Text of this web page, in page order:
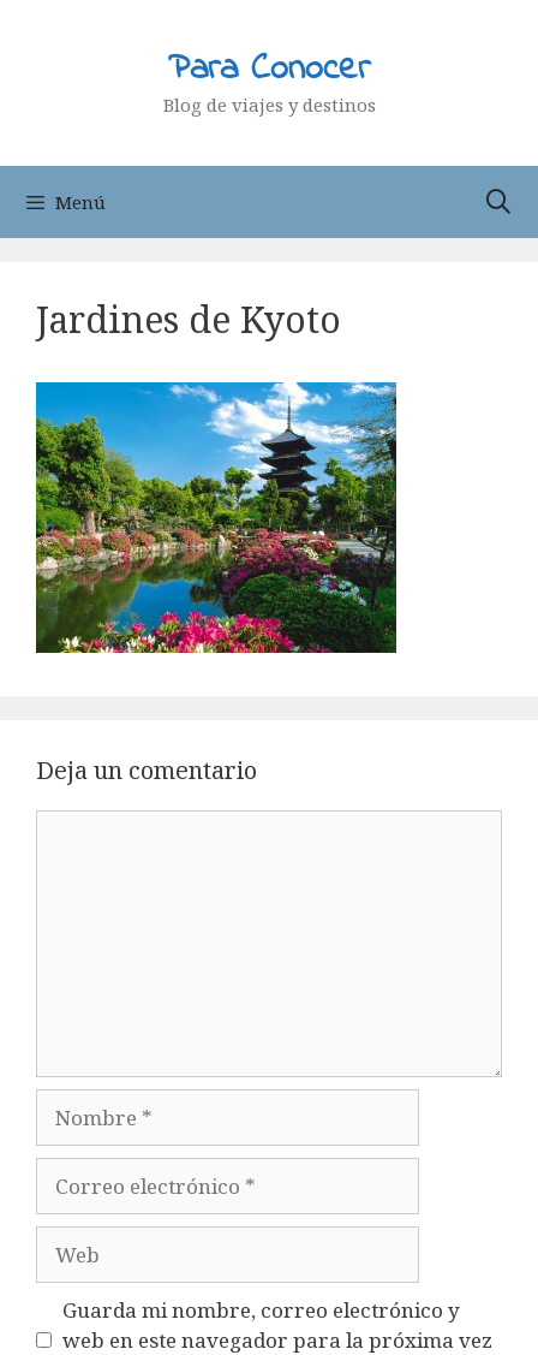
Para Conocer
Blog de viajes y destinos
Menú
Jardines de Kyoto
Deja un comentario
Nombre
electrónico
Guarda mi nombre, correo electrónico y
web en este navegador para la próxima vez